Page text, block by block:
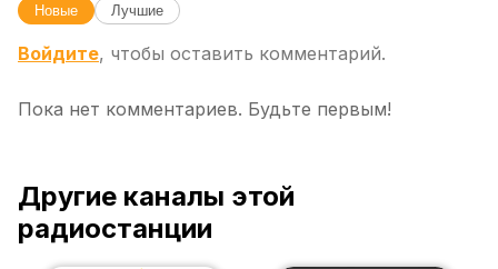
Новые Лучшие
Войдите, чтобы оставить комментарий.
Пока нет комментариев. Будьте первым!
Другие каналы этой
радиостанции